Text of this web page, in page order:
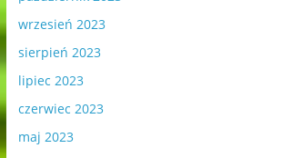
wrzesień 2023
sierpień 2023
lipiec 2023
czerwiec 2023
maj 2023